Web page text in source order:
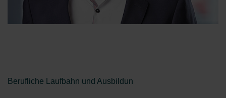
Berufliche Laufbahn und Ausbildun